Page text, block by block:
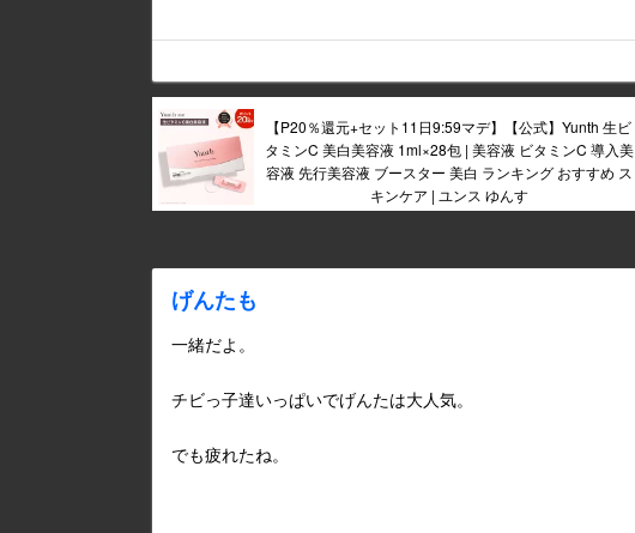
【P20％還元+セット11日9:59マデ】【公式】Yunth 生ビ
タミンC 美白美容液 1ml×28包 | 美容液 ビタミンC 導入美
容液 先行美容液 ブースター 美白 ランキング おすすめ ス
キンケア | ユンス ゆんす
げんたも
一緒だよ。
チビっ子達いっぱいでげんたは大人気。
でも疲れたね。